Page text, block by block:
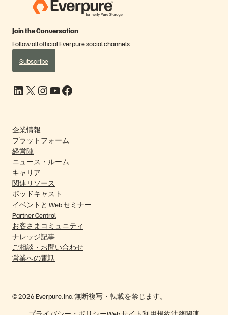
Join the Conversation
Follow all official Everpure social channels
Subscribe
LinkedIn X Instagram YouTube Facebook
企業情報
プラットフォーム
経営陣
ニュース・ルーム
キャリア
関連リソース
ポッドキャスト
イベントと Web セミナー
Partner Central
お客さまコミュニティ
ナレッジ記事
ご相談・お問い合わせ
営業への電話
© 2026 Everpure, Inc. 無断複写・転載を禁じます。